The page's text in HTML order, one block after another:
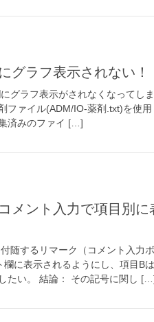
グラフ表示されない！
グラフ表示がされなくなってし
ファイル(ADM/IO-薬剤.txt)を使
済みのファイ […]
随するリマーク（コメント入力
に表示されるようにし、項目B
たい。 結論： その記号に関し